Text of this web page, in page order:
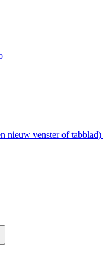
nieuw venster of tabblad)